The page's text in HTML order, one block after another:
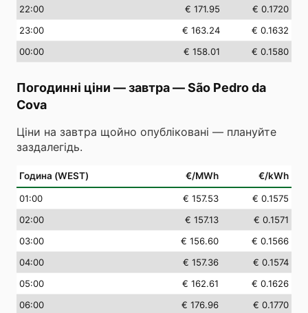
22:00 € 171.95
€ 0.1720
23:00 € 163.24
€ 0.1632
00:00 € 158.01 € 0.1580
Погодинні ціни — завтра—São Pedro da
Cova
Ціни на завтра щойно опубліковані — плануйте
заздалегідь.
Година (WEST) €/MWh €/kWh
01:00 € 157.53
€ 0.1575
02:00 € 157.13
€ 0.1571
03:00 € 156.60
€ 0.1566
04:00 € 157.36
€ 0.1574
05:00 € 162.61
€ 0.1626
06:00 € 176.96
€ 0.1770